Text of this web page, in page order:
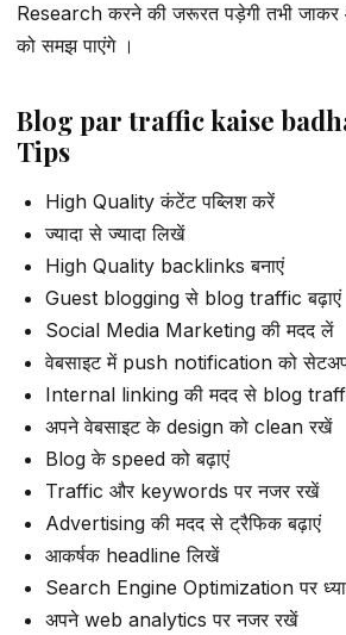
Research करने की जरूरत पड़ेगी तभी
को समझ पाएंगे ।
Blog par traffic kaise
Tips
High Quality कंटेंट पब्लिश करें
ज्यादा से ज्यादा लिखें
High Quality backlinks बनाएं
Guest blogging से blog traffic बढ़ाएं
Social Media Marketing की मदद लें
वेबसाइट में push notification को
Internal linking की मदद से blog
अपने वेबसाइट के design को clean रखें
Blog के speed को बढ़ाएं
Traffic और keywords पर नजर रखें
Advertising की मदद से ट्रैफिक बढ़ाएं
आकर्षक headline लिखें
Search Engine Optimization पर
अपने web analytics पर नजर रखें